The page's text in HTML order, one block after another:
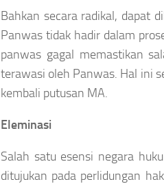
Bahkan secara radikal, dapat
Panwas tidak hadir dalam
panwas gagal memastikan
terawasi oleh Panwas. Hal ini
kembali putusan MA.
Eleminasi
Salah satu esensi negara
ditujukan pada perlidungan